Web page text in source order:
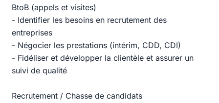
BtoB (appels et visites)
- Identifier les besoins en recrutement des
entreprises
- Négocier les prestations (intérim, CDD, CDI)
- Fidéliser et développer la clientèle et assurer un
suivi de qualité
Recrutement / Chasse de candidats